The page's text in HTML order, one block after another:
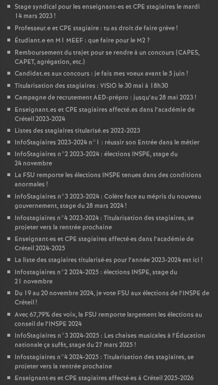
Stage syndical pour les enseignant-es etCPE stagiaires le mardi
14 mars 2023!
Professeur.e etCPE stagiaire : tu as droit de faire grève!
Étudiant.e en M1 MEEF : que faire pour le M2?
Remboursement du trajet pour se rendre à un concours (CAPES,
CAPET, agrégation, etc.)
Candidat.es aux concours : je fais mes voeux avant le 5 juin !
Titularisation des stagiaires : VISIO le 30 mai à 18h30
Campagne de recrutementAED-prépro : jusqu’au 28 mai 2023!
Enseignant.es etCPE stagiaires affecté.es dans l’académie de
Créteil 2023-2024
Listes des stagiaires titularisé.es 2022-2023
InfoStagiaires 2023-2024 n°1 : réussir son Entrée dans le métier
InfoStagiaires n°2 2023-2024 : élections INSPE, stage du
24 novembre
La FSU remporte les élections INSPE tenues dans des conditions
anormales !
InfoStagiaires n°3 2023-2024 : Colère face au mépris du nouveau
gouvernement, stage du 28 mars 2024!
Infostagiaires n°4 2023-2024 : Titularisation des stagiaires, se
projeter vers la rentrée prochaine
Enseignant·es etCPE stagiaires affecté·es dans l’académie de
Créteil 2024-2025
La liste des stagiaires titularisé·es pour l’année 2023-2024 est ici !
Infostagiaires n°2 2024-2025 : élections INSPE, stage du
21 novembre
Du 19 au 20 novembre 2024, je vote FSU aux élections de l’INSPE de
Créteil!
Avec 67,79% des voix, la FSU remporte largement les élections au
conseil de l’INSPE 2024
InfoStagiaires n°3 2024-2025 : Les chaises musicales à l’Éducation
nationale ça suffit, stage du 27 mars 2025!
Infostagiaires n°4 2024-2025 : Titularisation des stagiaires, se
projeter vers la rentrée prochaine
Enseignant·es etCPE stagiaires affecté·es à Créteil 2025-2026